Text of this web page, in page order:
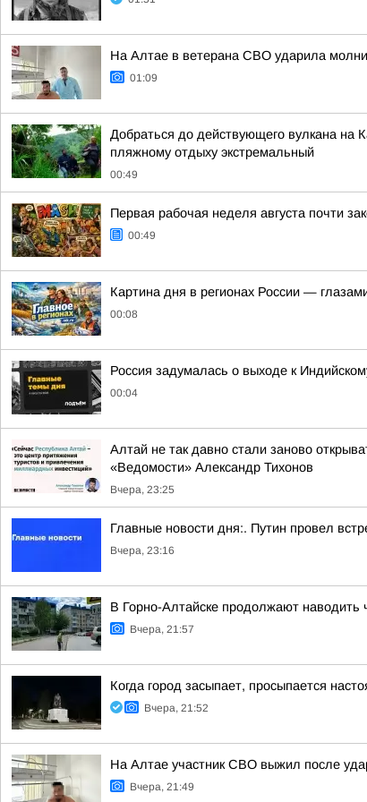
На Алтае в ветерана СВО ударила
01:09
Добраться до действующего вулкана на
пляжному отдыху экстремальный
00:49
Первая рабочая неделя августа почти
00:49
Картина дня в регионах России —
00:08
Россия задумалась о выходе к
00:04
Алтай не так давно стали заново
«Ведомости» Александр Тихонов
Вчера, 23:25
Главные новости дня:. Путин провел
Вчера, 23:16
В Горно-Алтайске продолжают наводить
Вчера, 21:57
Когда город засыпает, просыпается
Вчера, 21:52
На Алтае участник СВО выжил после
Вчера, 21:49